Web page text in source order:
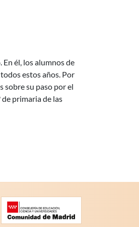
él, los alumnos de
estos años. Por
sobre su paso por el
primaria de las